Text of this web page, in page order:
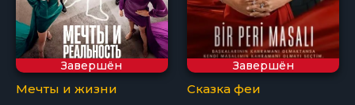
Завершён
Мечты и жизни
Завершён
Сказка феи